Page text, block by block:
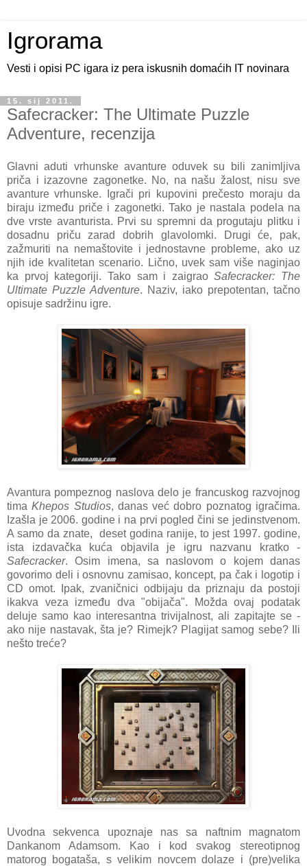
Igrorama
Vesti i opisi PC igara iz pera iskusnih domaćih IT novinara
15. sij 2011.
Safecracker: The Ultimate Puzzle
Adventure, recenzija
Glavni aduti vrhunske avanture oduvek su bili zanimljiva
priča i izazovne zagonetke. No, na našu žalost, nisu sve
avanture vrhunske. Igrači pri kupovini prečesto moraju da
biraju između priče i zagonetki. Tako je nastala podela na
dve vrste avanturista. Prvi su spremni da progutaju plitku i
dosadnu priču zarad dobrih glavolomki. Drugi će, pak,
zažmuriti na nemaštovite i jednostavne probleme, ako uz
njih ide kvalitetan scenario. Lično, uvek sam više naginjao
ka prvoj kategoriji. Tako sam i zaigraoSafecracker: The
Ultimate Puzzle Adventure. Naziv, iako prepotentan, tačno
opisuje sadržinu igre.
Avantura pompeznog naslova delo je francuskog razvojnog
timaKhepos Studios, danas već dobro poznatog igračima.
Izašla je 2006. godine i na prvi pogled čini se jedinstvenom.
A samo da znate, deset godina ranije, to jest 1997. godine,
ista izdavačka kuća objavila je igru nazvanu kratko -
Safecracker. Osim imena, sa naslovom o kojem danas
govorimo deli i osnovnu zamisao, koncept, pa čak i logotip i
CD omot. Ipak, zvaničnici odbijaju da priznaju da postoji
ikakva veza između dva "obijača". Možda ovaj podatak
deluje samo kao interesantna trivijalnost, ali zapitajte se -
ako nije nastavak, šta je? Rimejk? Plagijat samog sebe? Ili
nešto treće?
Uvodna sekvenca upoznaje nas sa naftnim magnatom
Dankanom Adamsom. Kao i kod svakog stereotipnog
matorog bogataša, s velikim novcem dolaze i (pre)velika